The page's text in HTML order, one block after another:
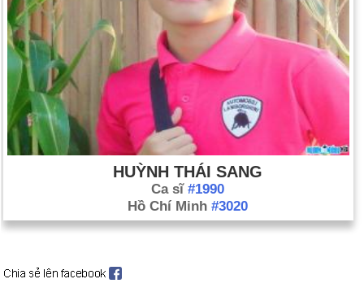
HUỲNH THÁI SANG
Ca sĩ #1990
Hồ Chí Minh #3020